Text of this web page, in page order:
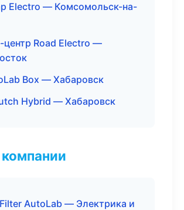
Electro — Комсомольск-на-
центр Road Electro —
Box — Хабаровск
Hybrid — Хабаровск
AutoLab — Электрика и